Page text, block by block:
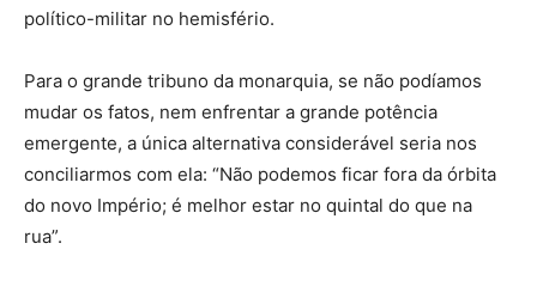
político-militar no hemisfério.
Para o grande tribuno da monarquia, se não podíamos
mudar os fatos, nem enfrentar a grande potência
emergente, a única alternativa considerável seria nos
conciliarmos com ela: “Não podemos ficar fora da órbita
do novo Império; é melhor estar no quintal do que na
rua”.